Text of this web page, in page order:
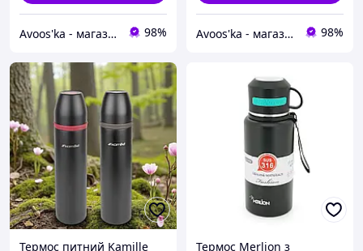
Avoos'ka - магазин для Вашого дому та комфорту,) 98% Avoos'ka - магазин для Вашого дому та комфорту,) 98%
Термос питний Kamille
Термос Merlion з